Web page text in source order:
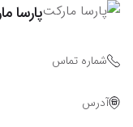
پارسا
شماره تماس
آدرس